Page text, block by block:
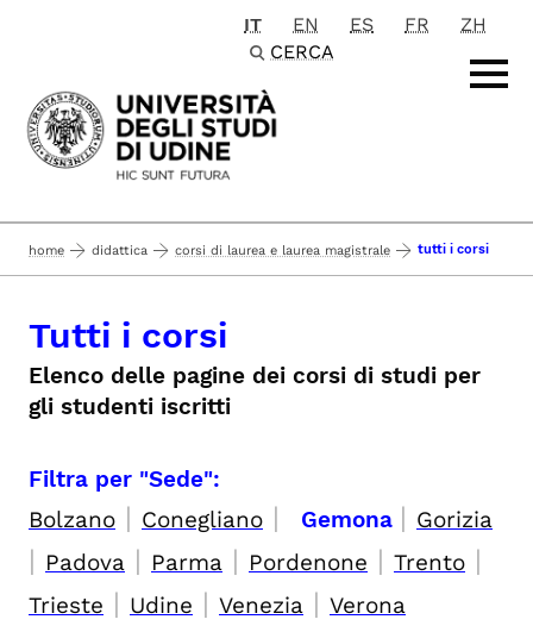
Passa al contenuto principale
IT EN ES FR
ZH
CERCA
home didattica corsi di laurea e laurea magistrale tutti i corsi
Tutti i corsi
Elenco delle pagine dei corsi di studi per
gli studenti iscritti
Filtra per "Sede":
Bolzano | Conegliano | Gemona | Gorizia
| Padova | Parma | Pordenone | Trento |
Trieste | Udine | Venezia | Verona